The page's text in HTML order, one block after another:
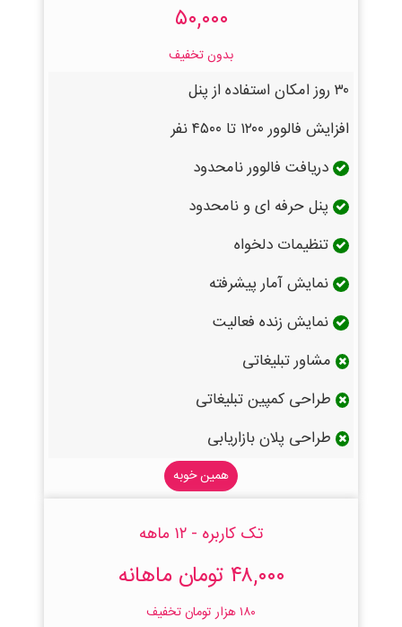
۵۰,۰۰۰
بدون تخفیف
۳۰ روز امکان استفاده از پنل
افزایش فالوور ۱۲۰۰ تا ۴۵۰۰ نفر
دریافت فالوور نامحدود
پنل حرفه ای و نامحدود
تنظیمات دلخواه
نمایش آمار پیشرفته
نمایش زنده فعالیت
مشاور تبلیغاتی
طراحی کمپین تبلیغاتی
طراحی پلان بازاریابی
همین خوبه
تک کاربره - ۱۲ ماهه
۴۸,۰۰۰ تومان ماهانه
۱۸۰ هزار تومان تخفیف